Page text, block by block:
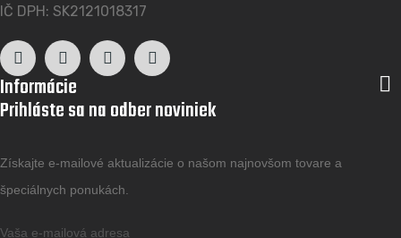
IČ DPH: SK2121018317
Informácie 
Prihláste sa na odber noviniek
Získajte e-mailové aktualizácie o našom najnovšom tovare a
špeciálnych ponukách.